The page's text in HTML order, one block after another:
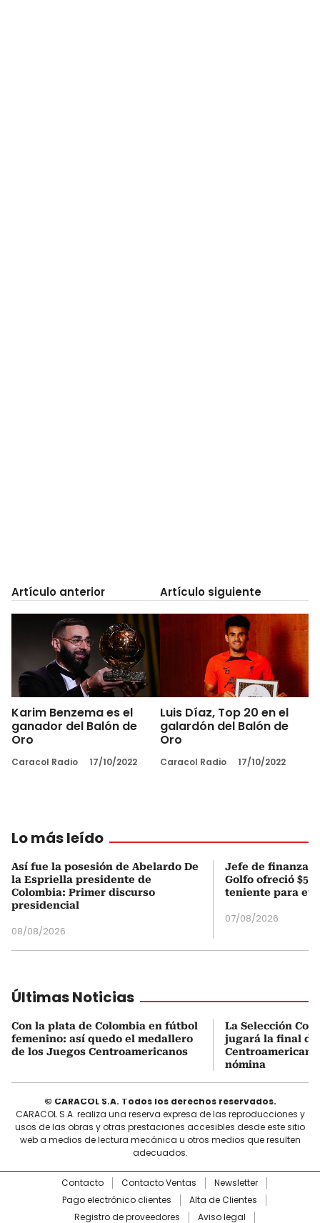
Artículo anterior
Karim Benzema es el
ganador del Balón de
Oro
Caracol Radio 17/10/2022
Artículo siguiente
Luis Díaz, Top 20 en el
galardón del Balón de
Oro
Caracol Radio 17/10/2022
Lo más leído
Así fue la posesión de Abelardo De
la Espriella presidente de
Colombia: Primer discurso
presidencial
08/08/2026
Jefe de finanzas
Golfo ofreció
teniente para
07/08/2026
Últimas Noticias
Con la plata de Colombia en fútbol
femenino: así quedo el medallero
de los Juegos Centroamericanos
La Selección
jugará la final de
nómina
© CARACOL S.A. Todos los derechos reservados.
CARACOL S.A. realiza una reserva expresa de las reproducciones y
usos de las obras y otras prestaciones accesibles desde este sitio
web a medios de lectura mecánica u otros medios que resulten
adecuados.
Contacto Contacto Ventas
Newsletter
Pago electrónico clientes
Alta de Clientes
Registro de proveedores
Aviso legal